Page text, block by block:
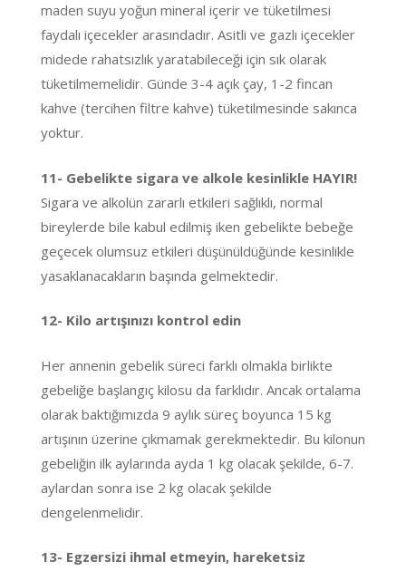
maden suyu yoğun mineral içerir ve tüketilmesi
faydalı içecekler arasındadır. Asitli ve gazlı içecekler
midede rahatsızlık yaratabileceği için sık olarak
tüketilmemelidir. Günde 3-4 açık çay, 1-2 fincan
kahve (tercihen filtre kahve) tüketilmesinde sakınca
yoktur.
11- Gebelikte sigara ve alkole kesinlikle HAYIR!
Sigara ve alkolün zararlı etkileri sağlıklı, normal
bireylerde bile kabul edilmiş iken gebelikte bebeğe
geçecek olumsuz etkileri düşünüldüğünde kesinlikle
yasaklanacakların başında gelmektedir.
12- Kilo artışınızı kontrol edin
Her annenin gebelik süreci farklı olmakla birlikte
gebeliğe başlangıç kilosu da farklıdır. Ancak ortalama
olarak baktığımızda 9 aylık süreç boyunca 15 kg
artışının üzerine çıkmamak gerekmektedir. Bu kilonun
gebeliğin ilk aylarında ayda 1 kg olacak şekilde, 6-7.
aylardan sonra ise 2 kg olacak şekilde
dengelenmelidir.
13- Egzersizi ihmal etmeyin, hareketsiz